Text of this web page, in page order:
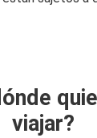
viajar?